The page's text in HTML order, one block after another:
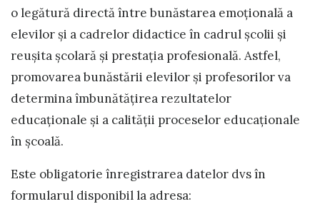
o legătură directă între bunăstarea emoțională a
elevilor și a cadrelor didactice în cadrul școlii și
reușita școlară și prestația profesională. Astfel,
promovarea bunăstării elevilor și profesorilor va
determina îmbunătățirea rezultatelor
educaționale și a calității proceselor educaționale
în școală.
Este obligatorie înregistrarea datelor dvs în
formularul disponibil la adresa: